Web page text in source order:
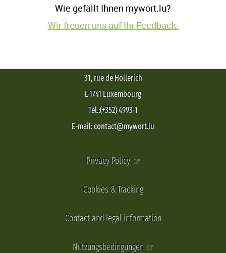
Wie gefällt Ihnen mywort.lu?
Wir freuen uns auf Ihr Feedback.
31, rue de Hollerich
L-1741 Luxembourg
Tel.:(+352) 4993-1
E-mail: contact@mywort.lu
Privacy Policy
Cookies & Tracking
Contact and legal information
Nutzungsbedingungen